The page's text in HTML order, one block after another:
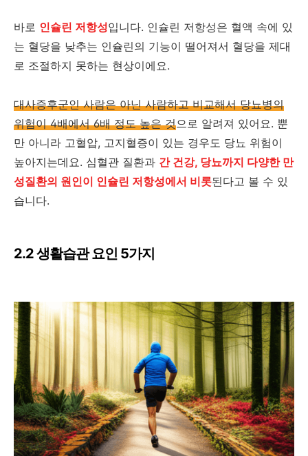
바로 인슐린 저항성입니다. 인슐린 저항성은 혈액 속에 있
는 혈당을 낮추는 인슐린의 기능이 떨어져서 혈당을 제대
로 조절하지 못하는 현상이에요.
대사증후군인 사람은 아닌 사람하고 비교해서 당뇨병의
위험이 4배에서 6배 정도 높은 것으로 알려져 있어요. 뿐
만 아니라 고혈압, 고지혈증이 있는 경우도 당뇨 위험이
높아지는데요. 심혈관 질환과 간 건강, 당뇨까지 다양한 만
성질환의 원인이 인슐린 저항성에서 비롯된다고 볼 수 있
습니다.
2.2 생활습관 요인 5가지